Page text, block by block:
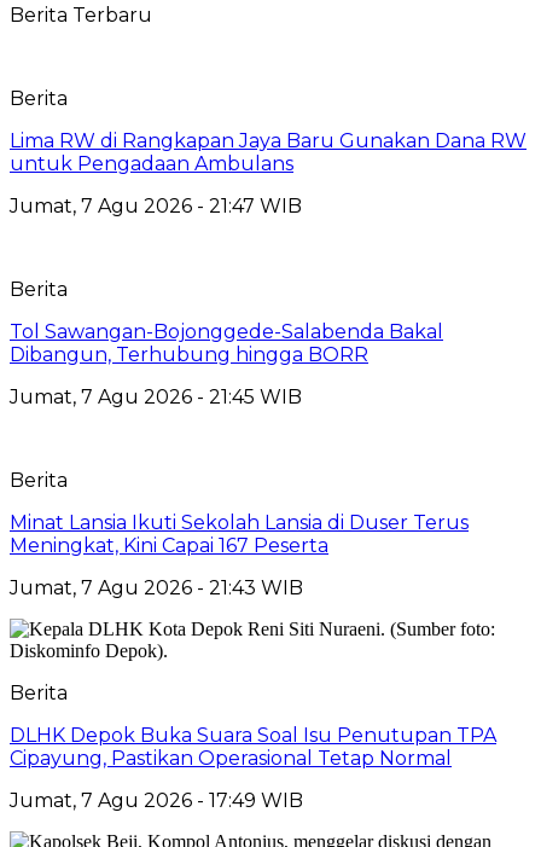
Berita Terbaru
Berita
Lima RW di Rangkapan Jaya Baru Gunakan Dana RW
untuk Pengadaan Ambulans
Jumat, 7 Agu 2026 - 21:47 WIB
Berita
Tol Sawangan-Bojonggede-Salabenda Bakal
Dibangun, Terhubung hingga BORR
Jumat, 7 Agu 2026 - 21:45 WIB
Berita
Minat Lansia Ikuti Sekolah Lansia di Duser Terus
Meningkat, Kini Capai 167 Peserta
Jumat, 7 Agu 2026 - 21:43 WIB
Berita
DLHK Depok Buka Suara Soal Isu Penutupan TPA
Cipayung, Pastikan Operasional Tetap Normal
Jumat, 7 Agu 2026 - 17:49 WIB